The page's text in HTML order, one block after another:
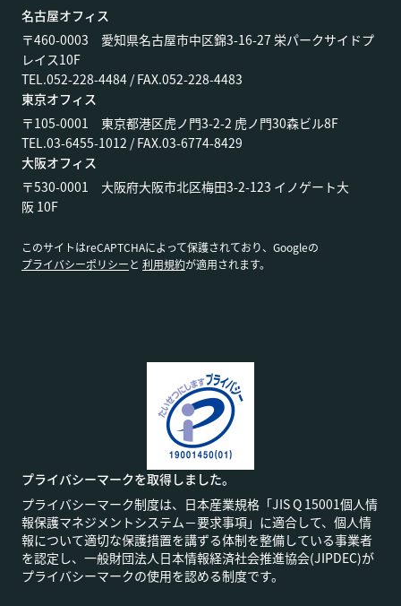
名古屋オフィス
〒460-0003 愛知県名古屋市中区錦3-16-27 栄パークサイドプ
レイス10F
TEL.052-228-4484 / FAX.052-228-4483
東京オフィス
〒105-0001 東京都港区虎ノ門3-2-2 虎ノ門30森ビル8F
TEL.03-6455-1012 / FAX.03-6774-8429
大阪オフィス
〒530-0001 大阪府大阪市北区梅田3-2-123 イノゲート大
阪 10F
このサイトはreCAPTCHAによって保護されており、Googleの
プライバシーポリシーと 利用規約が適用されます。
プライバシーマークを取得しました。
プライバシーマーク制度は、日本産業規格「JIS Q 15001個人情
報保護マネジメントシステム－要求事項」に適合して、個人情
報について適切な保護措置を講ずる体制を整備している事業者
を認定し、一般財団法人日本情報経済社会推進協会(JIPDEC)が
プライバシーマークの使用を認める制度です。